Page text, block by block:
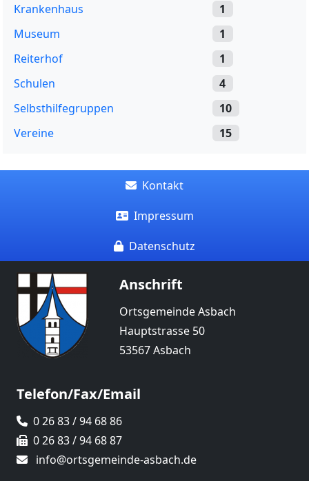
Krankenhaus
1
Museum
1
Reiterhof
1
Schulen
4
Selbsthilfegruppen
10
Vereine
15
Kontakt
Impressum
Datenschutz
Anschrift
Ortsgemeinde Asbach
Hauptstrasse 50
53567 Asbach
Telefon/Fax/Email
0 26 83 / 94 68 86
0 26 83 / 94 68 87
info@ortsgemeinde-asbach.de